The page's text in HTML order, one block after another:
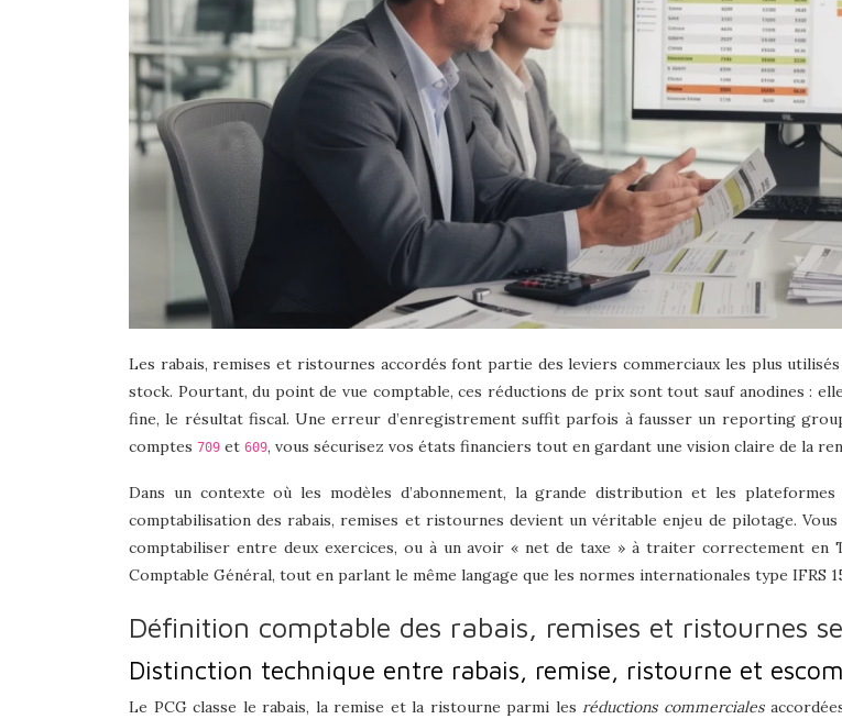
Les rabais, remises et ristournes accordés font partie des leviers commerciaux les plus
stock. Pourtant, du point de vue comptable, ces réductions de prix sont tout sauf anodines :
fine, le résultat fiscal. Une erreur d’enregistrement suffit parfois à fausser un reporting
comptes 709 et 609, vous sécurisez vos états financiers tout en gardant une vision claire de la
Dans un contexte où les modèles d’abonnement, la grande distribution et les
comptabilisation des rabais, remises et ristournes devient un véritable enjeu de pilotage.
comptabiliser entre deux exercices, ou à un avoir « net de taxe » à traiter correctement
Comptable Général, tout en parlant le même langage que les normes internationales type IFRS
Définition comptable des rabais, remises et ristournes
Distinction technique entre rabais, remise, ristourne et
Le PCG classe le rabais, la remise et la ristourne parmi lesréductions commerciales